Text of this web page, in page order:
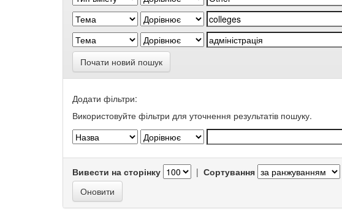
Почати новий пошук
Додати фільтри:
Використовуйте фільтри для уточнення результатів пошуку.
Вивести на сторінку | Сортування